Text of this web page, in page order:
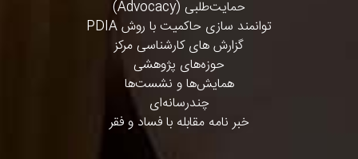
حمایت‌طلبی (Advocacy)
توانمند سازی حاکمیت با روش PDIA
گزارش های کارشناسی مرکز
حوزه‌های پژوهشی
همایش‌ها و نشست‌ها
چندرسانه‌ای
خبر نامه مقابله با فساد و فقر